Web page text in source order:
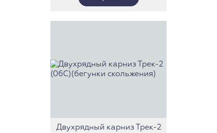
Двухрядный карниз Трек-2